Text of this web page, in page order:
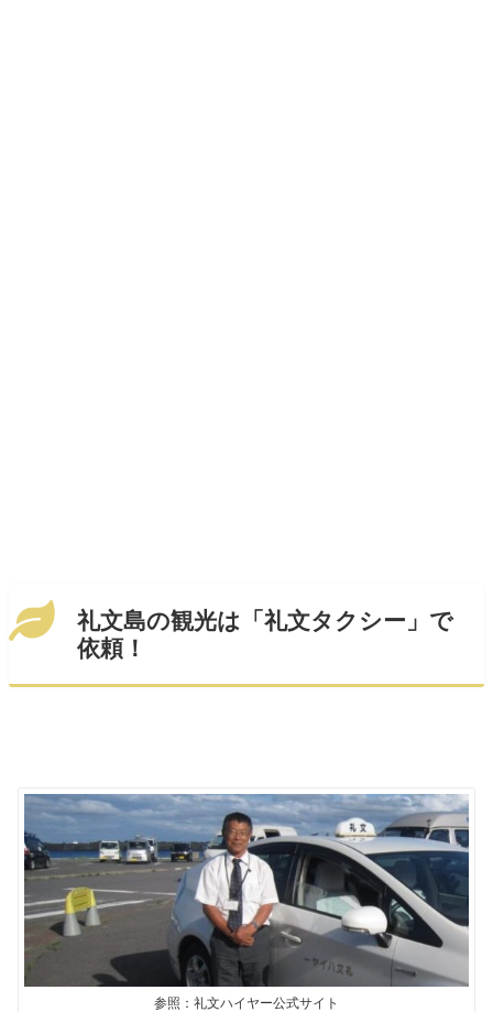
礼文島の観光は「礼文タクシー 」で
依頼！
参照：礼文ハイヤー公式サイト